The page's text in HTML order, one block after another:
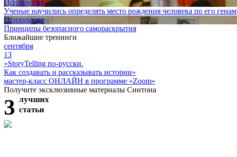
Психология
Ученые научились определять место рождения человека по его генам
Психология
Принципы безопасного самораскрытия
Ближайшие тренинги
сентября
13
«StoryTelling по-русски.
Как создавать и рассказывать истории»
мастер-класс ОНЛАЙН в программе «Zoom»
Получите эксклюзивные материалы Синтона
3 лучших
статьи